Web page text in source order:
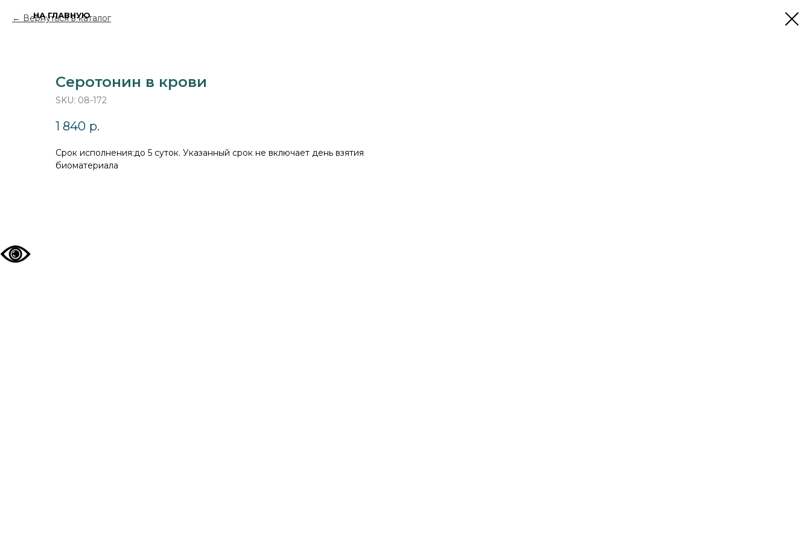
Вернуться в каталог
Серотонин в крови
SKU: 08-172
1 840 р.
Cрок исполнения:до 5 суток. Указанный срок не включает день взятия
биоматериала
НА ГЛАВНУЮ